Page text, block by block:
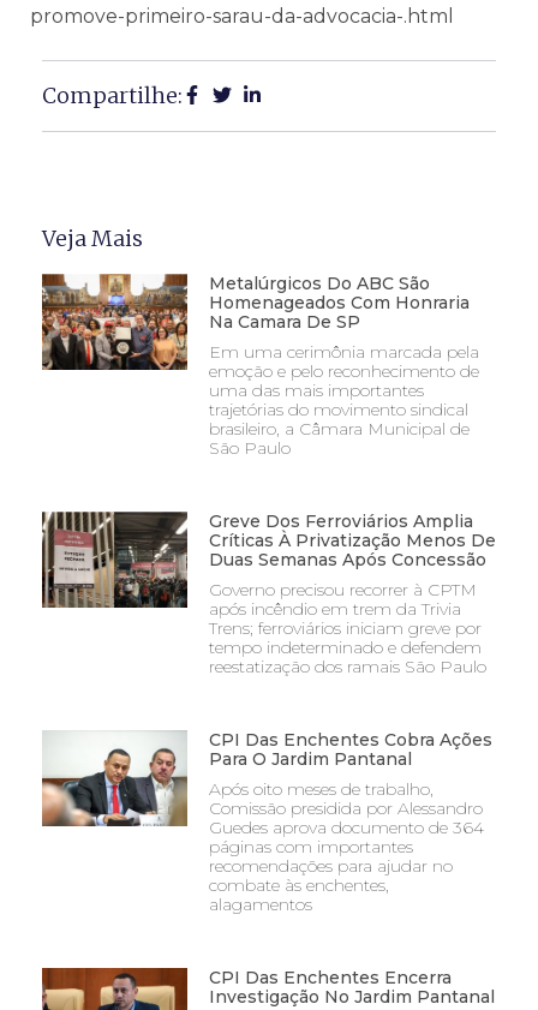
promove-primeiro-sarau-da-advocacia-.html
Compartilhe:
Veja Mais
Metalúrgicos Do ABC São
Homenageados Com Honraria
Na Camara De SP
Em uma cerimônia marcada pela
emoção e pelo reconhecimento de
uma das mais importantes
trajetórias do movimento sindical
brasileiro, a Câmara Municipal de
São Paulo
Greve Dos Ferroviários Amplia
Críticas À Privatização Menos De
Duas Semanas Após Concessão
Governo precisou recorrer à CPTM
após incêndio em trem da Trivia
Trens; ferroviários iniciam greve por
tempo indeterminado e defendem
reestatização dos ramais São Paulo
CPI Das Enchentes Cobra Ações
Para O Jardim Pantanal
Após oito meses de trabalho,
Comissão presidida por Alessandro
Guedes aprova documento de 364
páginas com importantes
recomendações para ajudar no
combate às enchentes,
alagamentos
CPI Das Enchentes Encerra
Investigação No Jardim Pantanal